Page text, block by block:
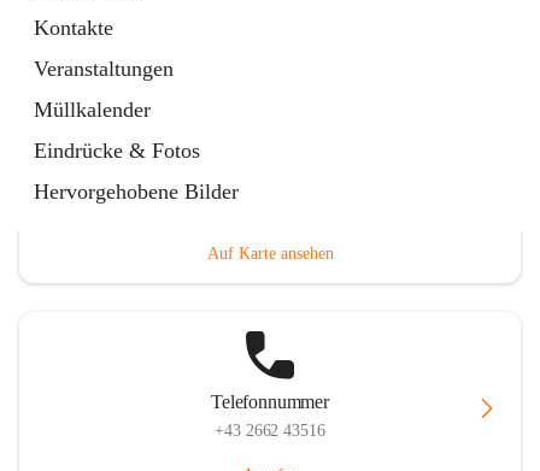
Kontakte
Veranstaltungen
Müllkalender
Eindrücke & Fotos
Hervorgehobene BilderHauptadresse
Auf Karte ansehen
Telefonnummer
+43 2662 43516